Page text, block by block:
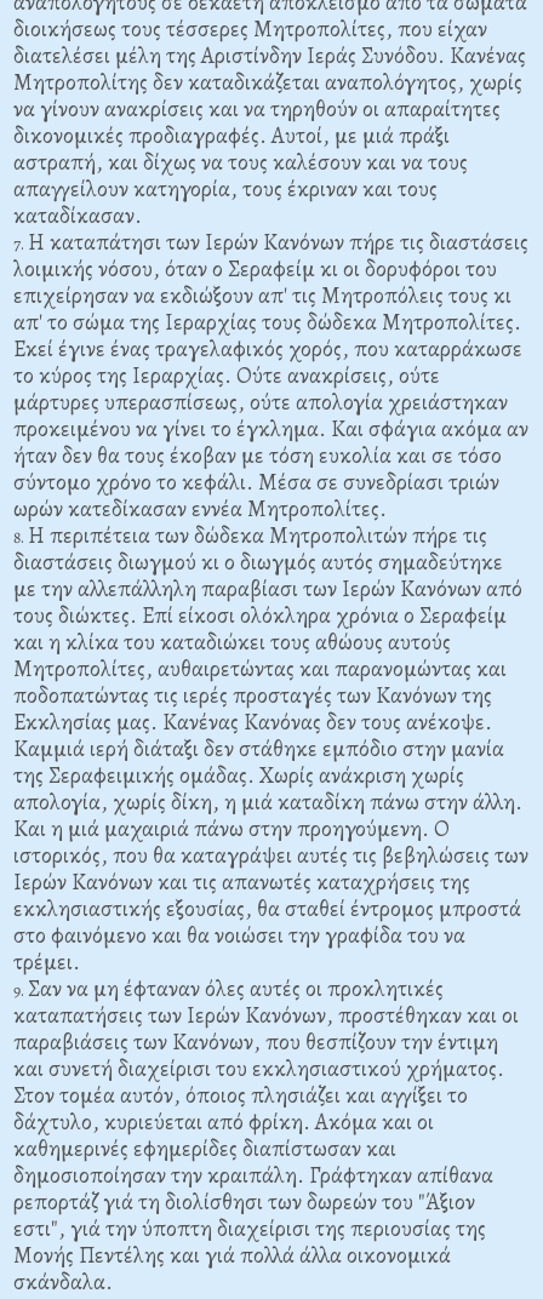
διοικήσεως τους τέσσερες Μητροπολίτες, που είχαν
διατελέσει μέλη της Αριστίνδην Ιεράς Συνόδου. Κανένας
Μητροπολίτης δεν καταδικάζεται αναπολόγητος, χωρίς
να γίνουν ανακρίσεις και να τηρηθούν οι απαραίτητες
δικονομικές προδιαγραφές. Αυτοί, με μιά πράξι
αστραπή, και δίχως να τους καλέσουν και να τους
απαγγείλουν κατηγορία, τους έκριναν και τους
καταδίκασαν.
Η καταπάτησι των Ιερών Κανόνων πήρε τις διαστάσεις
λοιμικής νόσου, όταν ο Σεραφείμ κι οι δορυφόροι του
επιχείρησαν να εκδιώξουν απ' τις Μητροπόλεις τους κι
απ' το σώμα της Ιεραρχίας τους δώδεκα Μητροπολίτες.
Εκεί έγινε ένας τραγελαφικός χορός, που καταρράκωσε
το κύρος της Ιεραρχίας. Ούτε ανακρίσεις, ούτε
μάρτυρες υπερασπίσεως, ούτε απολογία χρειάστηκαν
προκειμένου να γίνει το έγκλημα. Και σφάγια ακόμα αν
ήταν δεν θα τους έκοβαν με τόση ευκολία και σε τόσο
σύντομο χρόνο το κεφάλι. Μέσα σε συνεδρίασι τριών
ωρών κατεδίκασαν εννέα Μητροπολίτες.
Η περιπέτεια των δώδεκα Μητροπολιτών πήρε τις
διαστάσεις διωγμού κι ο διωγμός αυτός σημαδεύτηκε
με την αλλεπάλληλη παραβίασι των Ιερών Κανόνων από
τους διώκτες. Επί είκοσι ολόκληρα χρόνια ο Σεραφείμ
και η κλίκα του καταδιώκει τους αθώους αυτούς
Μητροπολίτες, αυθαιρετώντας και παρανομώντας και
ποδοπατώντας τις ιερές προσταγές των Κανόνων της
Εκκλησίας μας. Κανένας Κανόνας δεν τους ανέκοψε.
Καμμιά ιερή διάταξι δεν στάθηκε εμπόδιο στην μανία
της Σεραφειμικής ομάδας. Χωρίς ανάκριση χωρίς
απολογία, χωρίς δίκη, η μιά καταδίκη πάνω στην άλλη.
Και η μιά μαχαιριά πάνω στην προηγούμενη. Ο
ιστορικός, που θα καταγράψει αυτές τις βεβηλώσεις των
Ιερών Κανόνων και τις απανωτές καταχρήσεις της
εκκλησιαστικής εξουσίας, θα σταθεί έντρομος μπροστά
στο φαινόμενο και θα νοιώσει την γραφίδα του να
τρέμει.
Σαν να μη έφταναν όλες αυτές οι προκλητικές
καταπατήσεις των Ιερών Κανόνων, προστέθηκαν και οι
παραβιάσεις των Κανόνων, που θεσπίζουν την έντιμη
και συνετή διαχείρισι του εκκλησιαστικού χρήματος.
Στον τομέα αυτόν, όποιος πλησιάζει και αγγίξει το
δάχτυλο, κυριεύεται από φρίκη. Ακόμα και οι
καθημερινές εφημερίδες διαπίστωσαν και
δημοσιοποίησαν την κραιπάλη. Γράφτηκαν απίθανα
ρεπορτάζ γιά τη διολίσθησι των δωρεών του "Άξιον
εστι", γιά την ύποπτη διαχείρισι της περιουσίας της
Μονής Πεντέλης και γιά πολλά άλλα οικονομικά
σκάνδαλα.